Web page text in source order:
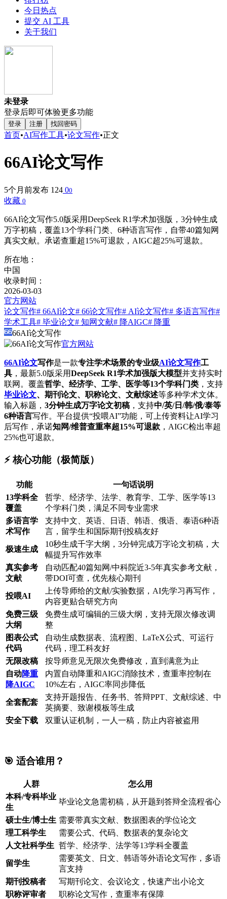
今日热点
提交 AI 工具
关于我们
未登录
登录后即可体验更多功能
登录 注册 找回密码
首页•AI写作工具•论文写作•正文
66AI论文写作
5个月前发布 124 00
收藏 0
66AI论文写作5.0版采用DeepSeek R1学术加强版，3分钟生成
万字初稿，覆盖13个学科门类、6种语言写作，自带40篇知网
真实文献。承诺查重超15%可退款，AIGC超25%可退款。
所在地：
中国
收录时间：
2026-03-03
官方网站
论文写作# 66AI论文# 66论文写作# AI论文写作# 多语言写作#
学术工具# 毕业论文# 知网文献# 降AIGC# 降重
66AI论文写作
官方网站
66AI论文写作是一款专注学术场景的专业级AI论文写作工
具 ，最新5.0版采用DeepSeek R1学术加强版大模型并支持实时
联网。覆盖哲学、经济学、工学、医学等13个学科门类 ，支持
毕业论文、期刊论文、职称论文、文献综述等多种学术文体。
输入标题， 3分钟生成万字论文初稿 ，支持中/英/日/韩/俄/泰等
6种语言写作。平台提供“投喂AI”功能，可上传资料让AI学习
后写作，承诺知网/维普查重率超15%可退款 ，AIGC检出率超
25%也可退款。
⚡️ 核心功能（极简版）
功能
一句话说明
13学科全
覆盖
哲学、经济学、法学、教育学、工学、医学等13
个学科门类，满足不同专业需求
多语言学
术写作
支持中文、英语、日语、韩语、俄语、泰语6种语
言，留学生和国际期刊投稿友好
极速生成
10秒生成千字大纲，3分钟完成万字论文初稿，大
幅提升写作效率
真实参考
文献
自动匹配40篇知网/中科院近3-5年真实参考文献，
带DOI可查，优先核心期刊
投喂AI
上传导师给的文献/实验数据，AI先学习再写作，
内容更贴合研究方向
免费三级
大纲
免费生成可编辑的三级大纲，支持无限次修改调
整
图表公式
代码
自动生成数据表、流程图、LaTeX公式、可运行
代码，理工科友好
无限改稿
按导师意见无限次免费修改，直到满意为止
自动降重
降AIGC
内置自动降重和AIGC消除技术，查重率控制在
10%左右，AIGC率同步降低
全套配套
支持开题报告、任务书、答辩PPT、文献综述、中
英摘要、致谢模板等生成
安全下载
双重认证机制，一人一稿，防止内容被盗用
🎯 适合谁用？
人群
怎么用
本科/专科毕业
生
毕业论文急需初稿，从开题到答辩全流程省心
硕士生/博士生 需要带真实文献、数据图表的学位论文
理工科学生
需要公式、代码、数据表的复杂论文
人文社科学生 哲学、经济学、法学等13学科全覆盖
留学生
需要英文、日文、韩语等外语论文写作，多语
言支持
期刊投稿者
写期刊论文、会议论文，快速产出小论文
职称评审者
职称论文写作，查重率有保障